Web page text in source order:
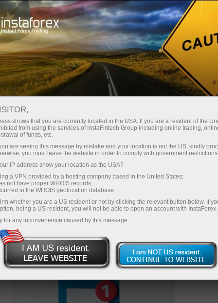
Kompaniya yangiliklari
ВАЖНЫЕ ИЗМЕНЕНИЯ В
СЧЕТАХ С ОПЦИЕЙ SWAP
FREE
06.10.2021 01:26 PM
shows that you are currently located in the USA. If you are a resident of the
from using the services of InstaFintech Group including online trading,
of funds, etc.
are seeing this message by mistake and your location is not the US, kindly
you must leave the website in order to comply with government
IP address show your location as the USA?
a VPN provided by a hosting company based in the United States;
not have proper WHOIS records;
in the WHOIS geolocation database.
whether you are a US resident or not by clicking the relevant button below. If
being a US resident, you will not be able to open an account with InstaForex
for any inconvenience caused by this message.